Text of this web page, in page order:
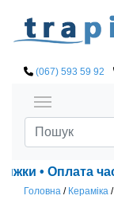
(067) 593 59 92
• Оплата
Головна / Кераміка /